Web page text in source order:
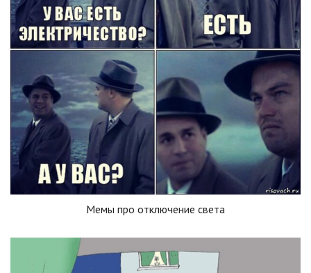
Мемы про отключение света